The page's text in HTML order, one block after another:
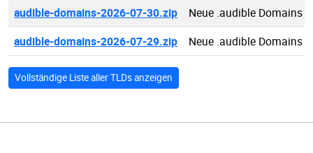
audible-domains-2026-07-30.zip
Neue .audible Domains
audible-domains-2026-07-29.zip
Neue .audible Domains
Vollständige Liste aller TLDs anzeigen